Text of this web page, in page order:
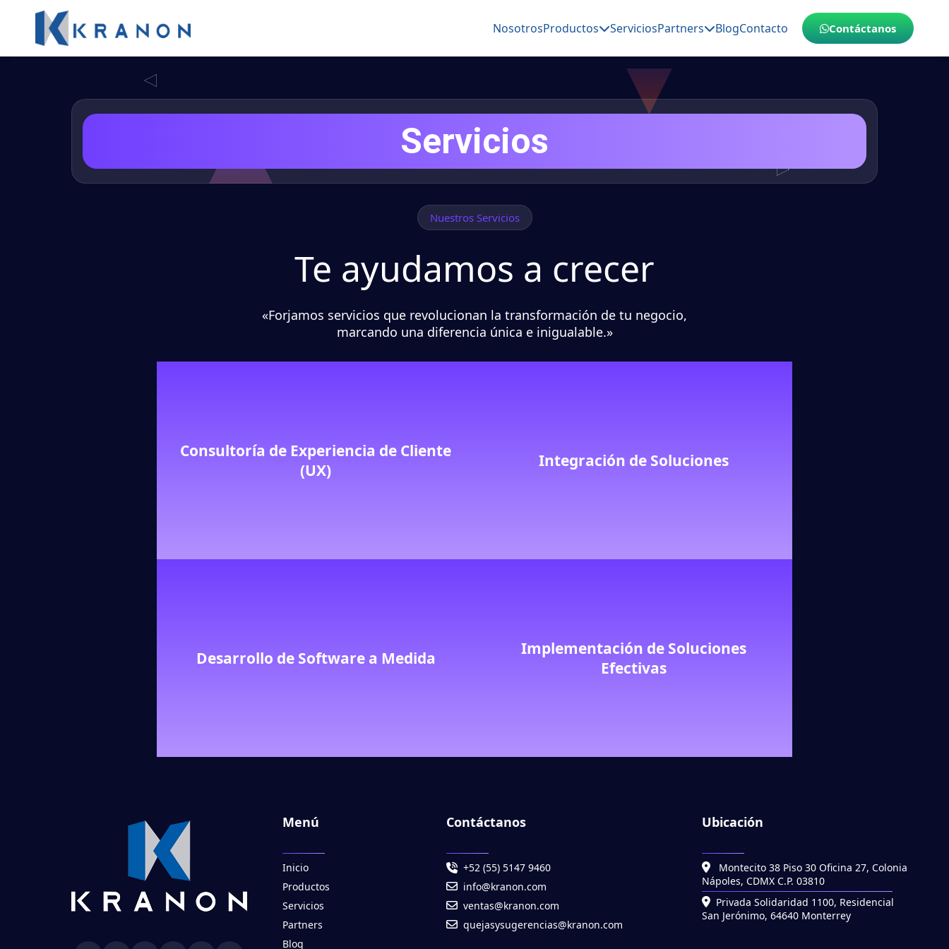
NosotrosProductos ServiciosPartners BlogContacto Contáctanos
Servicios
Nuestros Servicios
Te ayudamos a crecer
«Forjamos servicios que revolucionan la transformación de tu negocio,
marcando una diferencia única e inigualable.»
Consultoría de Experiencia de Cliente
(UX)
Integración de Soluciones
Desarrollo de Software a Medida
Implementación de Soluciones
Efectivas
Menú
Inicio
Productos
Servicios
Partners
Blog
Contáctanos
+52 (55) 5147 9460
info@kranon.com
ventas@kranon.com
quejasysugerencias@kranon.com
Ubicación
Montecito 38 Piso 30 Oficina 27, Colonia
Nápoles, CDMX C.P. 03810
Privada Solidaridad 1100, Residencial
San Jerónimo, 64640 Monterrey